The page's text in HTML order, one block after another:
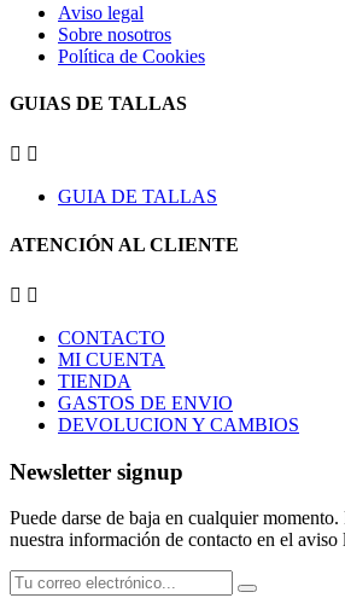
Aviso legal
Sobre nosotros
Política de Cookies
GUIAS DE TALLAS
 
GUIA DE TALLAS
ATENCIÓN AL CLIENTE
 
CONTACTO
MI CUENTA
TIENDA
GASTOS DE ENVIO
DEVOLUCION Y CAMBIOS
Newsletter signup
Puede darse de baja en cualquier
nuestra información de contacto en el aviso